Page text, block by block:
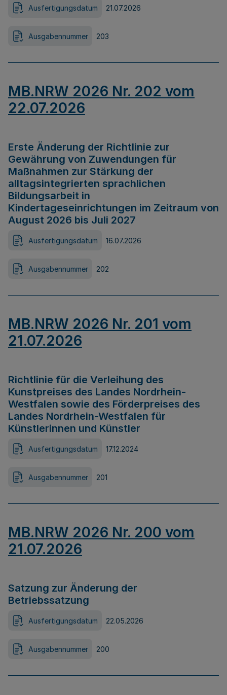
Ausfertigungsdatum 21.07.2026
Ausgabennummer 203
MB.NRW 2026 Nr. 202 vom
22.07.2026
Erste Änderung der Richtlinie zur
Gewährung von Zuwendungen für
Maßnahmen zur Stärkung der
alltagsintegrierten sprachlichen
Bildungsarbeit in
Kindertageseinrichtungen im Zeitraum von
August 2026 bis Juli 2027
Ausfertigungsdatum 16.07.2026
Ausgabennummer 202
MB.NRW 2026 Nr. 201 vom
21.07.2026
Richtlinie für die Verleihung des
Kunstpreises des Landes Nordrhein-
Westfalen sowie des Förderpreises des
Landes Nordrhein-Westfalen für
Künstlerinnen und Künstler
Ausfertigungsdatum 17.12.2024
Ausgabennummer 201
MB.NRW 2026 Nr. 200 vom
21.07.2026
Satzung zur Änderung der
Betriebssatzung
Ausfertigungsdatum 22.05.2026
Ausgabennummer 200